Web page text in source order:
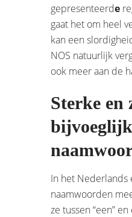
gepresenteerde
gaat het om heel
kan een
NOS natuurlijk
ook meer aan de
Sterke en
In het Nederlands
naamwoorden
ze tussen “een”